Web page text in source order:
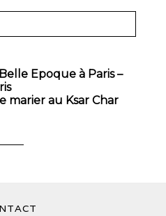
*
Epoque à Paris –
marier au Ksar Char